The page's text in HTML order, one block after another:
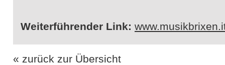
Weiterführender Link:
« zurück zur Übersicht